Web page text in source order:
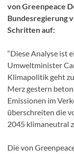
von Greenpeace
Bundesregierung
Schritten auf:
“Diese Analyse ist
Umweltminister
Klimapolitik geht
Merz gestern
Emissionen im
überschreiten die
2045 klimaneutral
Die von